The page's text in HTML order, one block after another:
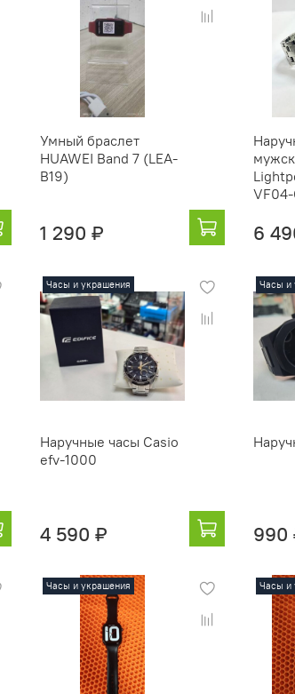
Умный браслет
HUAWEI Band 7 (LEA-
B19)
1 290 ₽
VF04-
6
Часы и украшения
Наручные часы Casio
efv-1000
4 590 ₽
Часы и
990
Часы и украшения Часы и